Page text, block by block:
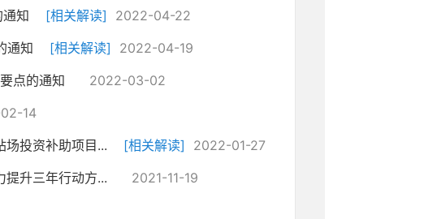
知 [相关解读]
2022-04-22
通知
[相关解读]
2022-04-19
点的通知
2022-03-02
14
场投资补助项目...
[相关解读]
2022-01-27
提升三年行动方...
2021-11-19